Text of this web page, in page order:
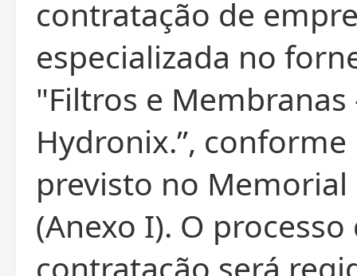
contratação de
especializada no
"Filtros e Membranas
Hydronix.”, conforme
previsto no
(Anexo I). O processo